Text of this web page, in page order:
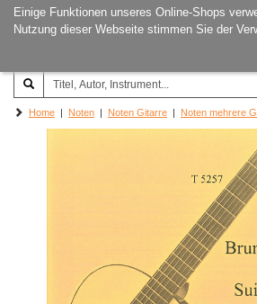
Einige Funktionen unseres Online-Shops
Nutzung dieser Webseite stimmen Sie der
Joachim‐Trekel‐Musikverlag,
Hamburg
Home | Noten | Noten Gitarre | Noten mehrere